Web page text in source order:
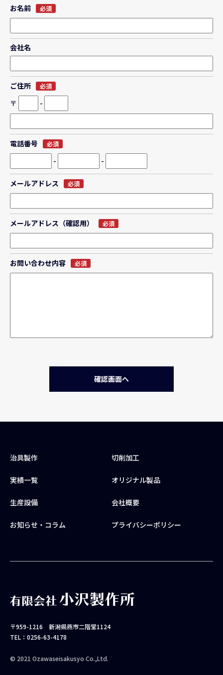
お名前 必須
会社名
ご住所 必須
〒 -
電話番号 必須
- -
メールアドレス 必須
メールアドレス（確認用） 必須
お問い合わせ内容 必須
〒959-1216 新潟県燕市二階堂1124
TEL：0256-63-4178
© 2021 Ozawaseisakusyo Co.,Ltd.
治具製作 切削加工
実績一覧 オリジナル製品
生産設備 会社概要
お知らせ・コラム プライバシーポリシー